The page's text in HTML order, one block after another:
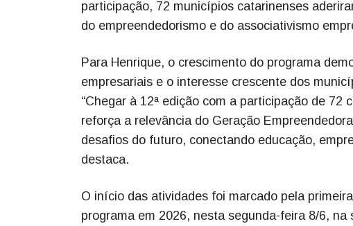
participação, 72 municípios catarinenses
do empreendedorismo e do associativismo
Para Henrique, o crescimento do programa
empresariais e o interesse crescente dos
“Chegar à 12ª edição com a participação de
reforça a relevância do Geração
desafios do futuro, conectando educação,
destaca.
O início das atividades foi marcado pela
programa em 2026, nesta segunda-feira 8/6,